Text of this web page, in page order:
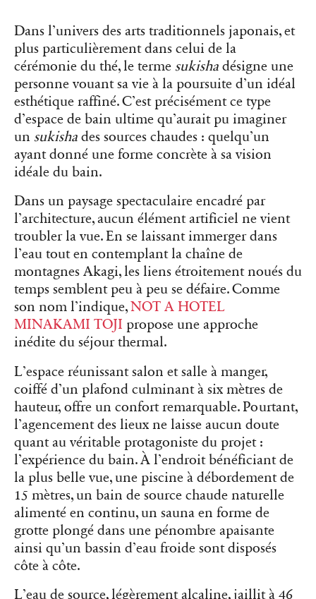
Dans l’univers des arts traditionnels japonais, et
plus particulièrement dans celui de la
cérémonie du thé, le terme sukisha désigne une
personne vouant sa vie à la poursuite d’un idéal
esthétique raffiné. C’est précisément ce type
d’espace de bain ultime qu’aurait pu imaginer
un sukisha des sources chaudes : quelqu’un
ayant donné une forme concrète à sa vision
idéale du bain.
Dans un paysage spectaculaire encadré par
l’architecture, aucun élément artificiel ne vient
troubler la vue. En se laissant immerger dans
l’eau tout en contemplant la chaîne de
montagnes Akagi, les liens étroitement noués du
temps semblent peu à peu se défaire. Comme
son nom l’indique,NOT A HOTEL
MINAKAMI TOJI propose une approche
inédite du séjour thermal.
L’espace réunissant salon et salle à manger,
coiffé d’un plafond culminant à six mètres de
hauteur, offre un confort remarquable. Pourtant,
l’agencement des lieux ne laisse aucun doute
quant au véritable protagoniste du projet :
l’expérience du bain. À l’endroit bénéficiant de
la plus belle vue, une piscine à débordement de
15 mètres, un bain de source chaude naturelle
alimenté en continu, un sauna en forme de
grotte plongé dans une pénombre apaisante
ainsi qu’un bassin d’eau froide sont disposés
côte à côte.
L’eau de source, légèrement alcaline, jaillit à 46